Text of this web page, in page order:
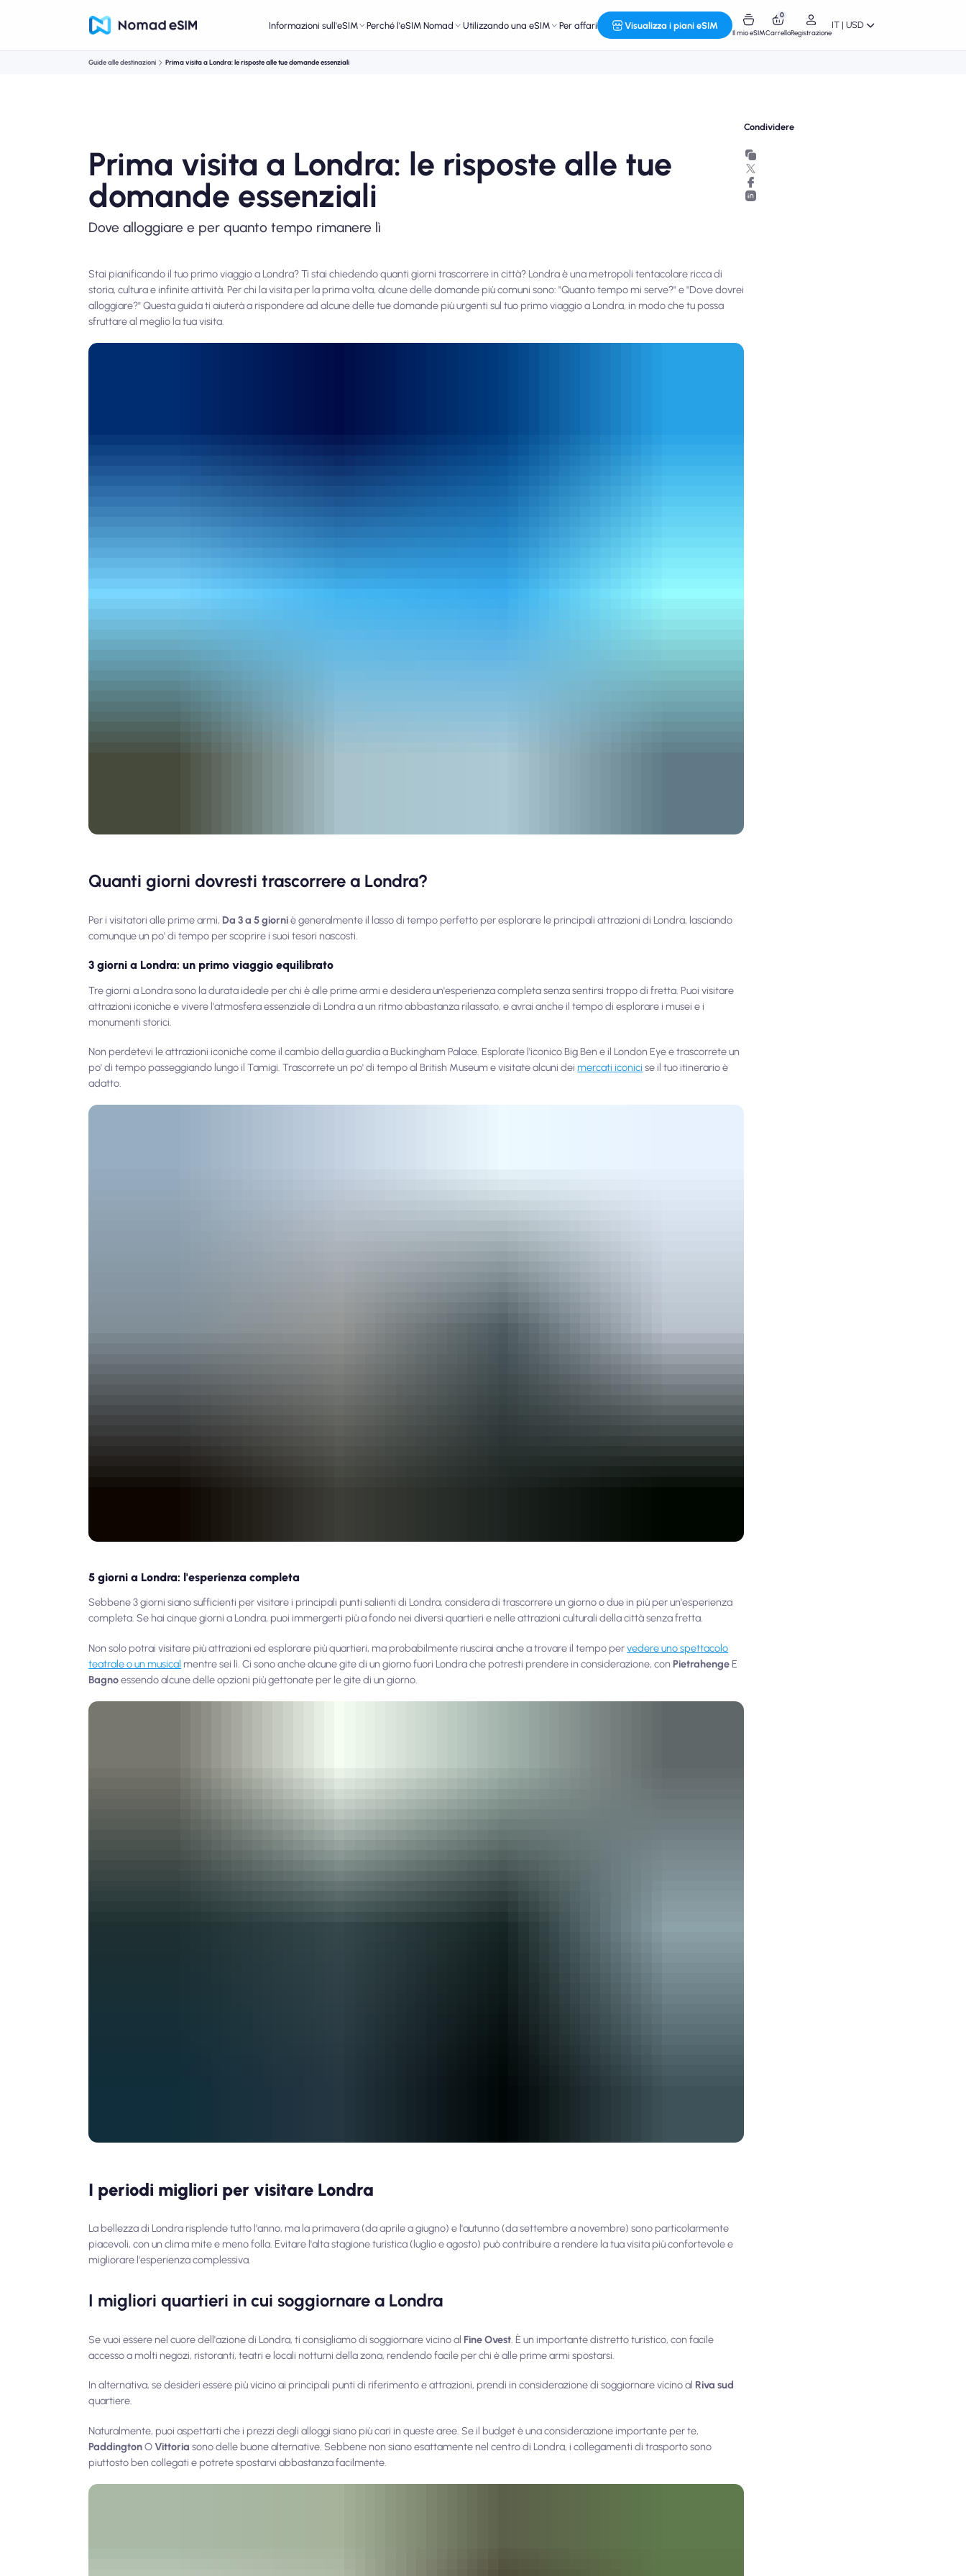
Informazioni sull'eSIM Perché l'eSIM Nomad Utilizzando una eSIM Per affari Visualizza i piani eSIM
Il mio eSIM
0
CarrelloRegistrazione
IT | USD
Guide alle destinazioni Prima visita a Londra: le risposte alle tue domande essenziali
Prima visita a Londra: le risposte alle tue
domande essenziali
Dove alloggiare e per quanto tempo rimanere lì
Stai pianificando il tuo primo viaggio a Londra? Ti stai chiedendo quanti giorni trascorrere in città? Londra è una metropoli tentacolare ricca di
storia, cultura e infinite attività. Per chi la visita per la prima volta, alcune delle domande più comuni sono: "Quanto tempo mi serve?" e "Dove dovrei
alloggiare?" Questa guida ti aiuterà a rispondere ad alcune delle tue domande più urgenti sul tuo primo viaggio a Londra, in modo che tu possa
sfruttare al meglio la tua visita.
Quanti giorni dovresti trascorrere a Londra?
Per i visitatori alle prime armi, Da 3 a 5 giorniè generalmente il lasso di tempo perfetto per esplorare le principali attrazioni di Londra, lasciando
comunque un po' di tempo per scoprire i suoi tesori nascosti.
3 giorni a Londra: un primo viaggio equilibrato
Tre giorni a Londra sono la durata ideale per chi è alle prime armi e desidera un'esperienza completa senza sentirsi troppo di fretta. Puoi visitare
attrazioni iconiche e vivere l'atmosfera essenziale di Londra a un ritmo abbastanza rilassato, e avrai anche il tempo di esplorare i musei e i
monumenti storici.
Non perdetevi le attrazioni iconiche come il cambio della guardia a Buckingham Palace. Esplorate l'iconico Big Ben e il London Eye e trascorrete un
po' di tempo passeggiando lungo il Tamigi. Trascorrete un po' di tempo al British Museum e visitate alcuni deimercati iconici se il tuo itinerario è
adatto.
5 giorni a Londra: l'esperienza completa
Sebbene 3 giorni siano sufficienti per visitare i principali punti salienti di Londra, considera di trascorrere un giorno o due in più per un'esperienza
completa. Se hai cinque giorni a Londra, puoi immergerti più a fondo nei diversi quartieri e nelle attrazioni culturali della città senza fretta.
Non solo potrai visitare più attrazioni ed esplorare più quartieri, ma probabilmente riuscirai anche a trovare il tempo pervedere uno spettacolo
teatrale o un musical mentre sei lì. Ci sono anche alcune gite di un giorno fuori Londra che potresti prendere in considerazione, con Pietrahenge E
Bagnoessendo alcune delle opzioni più gettonate per le gite di un giorno.
I periodi migliori per visitare Londra
La bellezza di Londra risplende tutto l'anno, ma la primavera (da aprile a giugno) e l'autunno (da settembre a novembre) sono particolarmente
piacevoli, con un clima mite e meno folla. Evitare l'alta stagione turistica (luglio e agosto) può contribuire a rendere la tua visita più confortevole e
migliorare l'esperienza complessiva.
I migliori quartieri in cui soggiornare a Londra
Se vuoi essere nel cuore dell'azione di Londra, ti consigliamo di soggiornare vicino al Fine Ovest. È un importante distretto turistico, con facile
accesso a molti negozi, ristoranti, teatri e locali notturni della zona, rendendo facile per chi è alle prime armi spostarsi.
In alternativa, se desideri essere più vicino ai principali punti di riferimento e attrazioni, prendi in considerazione di soggiornare vicino al Riva sud
quartiere.
Naturalmente, puoi aspettarti che i prezzi degli alloggi siano più cari in queste aree. Se il budget è una considerazione importante per te,
PaddingtonOVittoria sono delle buone alternative. Sebbene non siano esattamente nel centro di Londra, i collegamenti di trasporto sono
piuttosto ben collegati e potrete spostarvi abbastanza facilmente.
Condividere